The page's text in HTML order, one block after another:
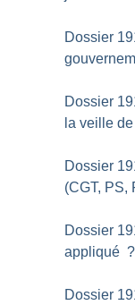
Dossier
Dossier
la veille
Dossier
(CGT, PS,
Dossier
appliqué ?
Dossier